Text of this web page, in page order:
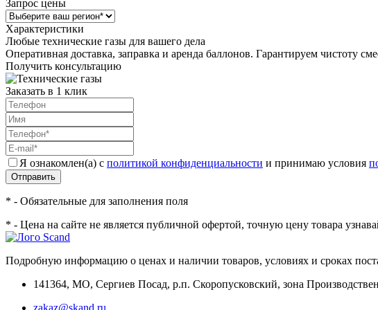
Запрос цены
Характеристики
Любые технические газы для вашего дела
Оперативная доставка, заправка и аренда баллонов. Гарантируем чистоту
Получить консультацию
Заказать в 1 клик
Я ознакомлен(а) с политикой конфиденциальности и принимаю условия
Отправить
* - Обязательные для заполнения поля
* - Цена на сайте не является публичной офертой, точную цену товара
Подробную информацию о ценах и наличии товаров, условиях и сроках
141364, МО, Сергиев Посад, р.п. Скоропусковский, зона
zakaz@skand.ru